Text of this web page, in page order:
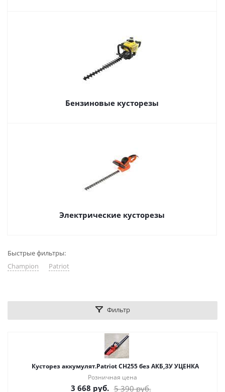
Бензиновые кусторезы
Электрические кусторезы
Быстрые фильтры:
Champion
Patriot
Фильтр
Кусторез аккумулят.Patriot CH255 без АКБ,ЗУ УЦЕНКА
Розничная цена
3 668 руб. 5 390руб.